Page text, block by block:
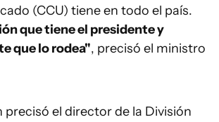
(CCU) tiene en todo el país.
que tiene el presidente y
que lo rodea", precisó el ministro
precisó el director de la División